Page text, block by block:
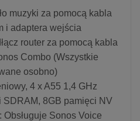
muzyki za pomocą kabla
i adaptera wejścia
router za pomocą kabla
Combo (Wszystkie
osobno)
4 x A55 1,4 GHz
SDRAM, 8GB pamięci NV
: Obsługuje Sonos Voice